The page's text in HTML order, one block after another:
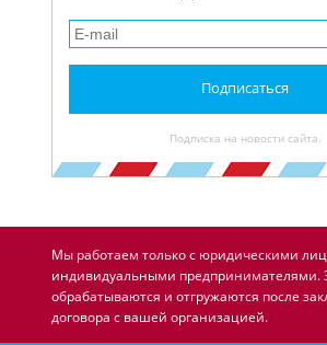
Подписаться
Подписка на новости сайта.
Мы работаем только с юридическими
индивидуальными предпринимателями.
обрабатываются и отгружаются после
договора с вашей организацией.